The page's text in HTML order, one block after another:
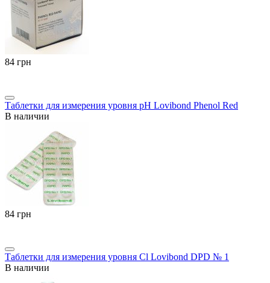
‍84‍ грн
Таблетки для измерения уровня pH Lovibond Phenol Red
В наличии
‍84‍ грн
Таблетки для измерения уровня Cl Lovibond DPD № 1
В наличии